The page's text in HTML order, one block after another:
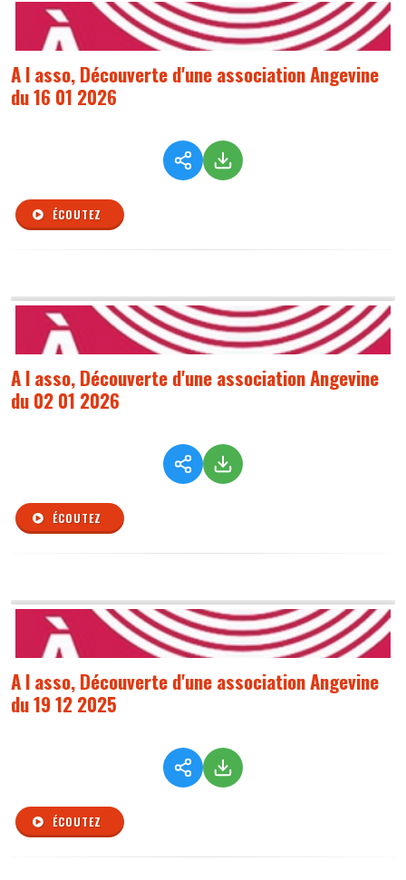
A l asso, Découverte d'une association Angevine
du 16 01 2026
ÉCOUTEZ
A l asso, Découverte d'une association Angevine
du 02 01 2026
ÉCOUTEZ
A l asso, Découverte d'une association Angevine
du 19 12 2025
ÉCOUTEZ